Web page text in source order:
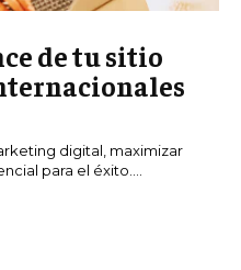
de tu sitio
digital, maximizar
para el éxito....